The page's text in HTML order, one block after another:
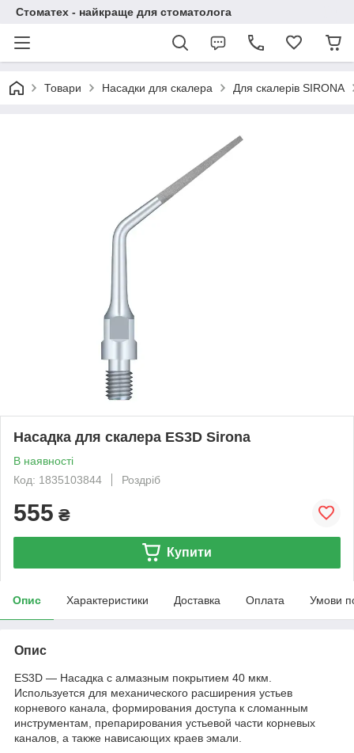
Стоматех - найкраще для стоматолога
Товари Насадки для скалера Для скалерів SIRONA
Насадка для скалера ES3D Sirona
В наявності
Код: 1835103844
Роздріб
555 ₴
Купити
Опис Характеристики Доставка Оплата Умови
Опис
ES3D — Насадка с алмазным покрытием 40 мкм.
Используется для механического расширения устьев
корневого канала, формирования доступа к сломанным
инструментам, препарирования устьевой части корневых
каналов, а также нависающих краев эмали.